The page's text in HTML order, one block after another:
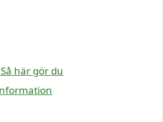
här gör du